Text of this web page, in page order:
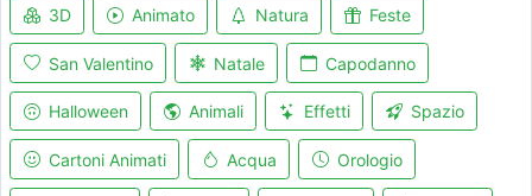
3D Animato Natura Feste
San Valentino Natale Capodanno
Halloween Animali Effetti Spazio
Cartoni Animati Acqua Orologio